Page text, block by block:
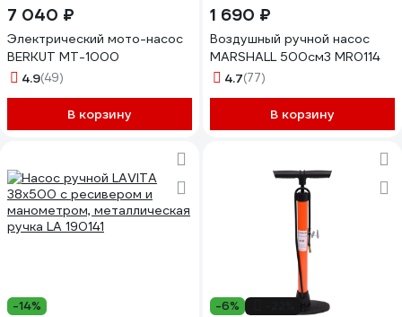
7 040 ₽
Электрический мото-насос
BERKUT MT-1000
4.9(49)
В корзину
1 690 ₽
Воздушный ручной насос
MARSHALL 500см3 MR0114
4.7(77)
В корзину
-14% -6%